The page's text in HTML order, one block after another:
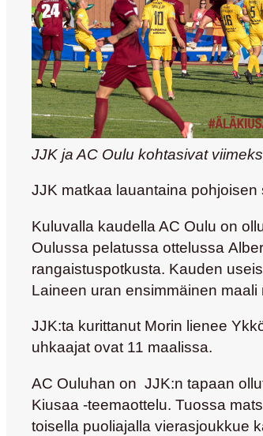
JJK ja AC Oulu kohtasivat
JJK matkaa lauantaina
Kuluvalla kaudella AC Oulu on
Oulussa pelatussa ottelussa
rangaistuspotkusta. Kauden
Laineen uran ensimmäinen
JJK:ta kurittanut Morin lienee
uhkaajat ovat 11 maalissa.
AC Ouluhan on JJK:n tapaan
Kiusaa -teemaottelu. Tuossa
toisella puoliajalla vierasjoukkue